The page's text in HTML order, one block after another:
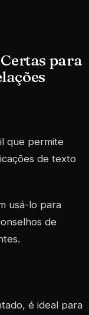
para
que permite
de texto
usá-lo para
de
é ideal para